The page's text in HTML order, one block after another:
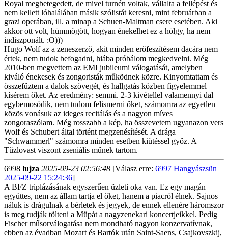
Royal megbetegedett, de mivel turnén voltak, vállalta a fellépést és
nem kellett lóhalálában másik szólistát keresni, mint februárban a
grazi operában, ill. a minap a Schuen-Maltman csere esetében. Aki
akkor ott volt, hümmögött, hogyan énekelhet ez a hölgy, ha nem
indiszponált. :O)))
Hugo Wolf az a zeneszerző, akit minden erőfeszítésem dacára nem
értek, nem tudok befogadni, hiába próbálom megkedvelni. Még
2010-ben megvettem az EMI jubileumi válogatását, amelyben
kiváló énekesek és zongoristák működnek közre. Kinyomtattam és
összefűztem a dalok szövegét, és hallgatás közben figyelemmel
kísérem őket. Az eredmény: semmi. 2-3 kivétellel valamennyi dal
egybemosódik, nem tudom felismerni őket, számomra az egyetlen
közös vonásuk az ideges recitálás és a nagyon míves
zongoraszólam. Még rosszabb a kép, ha összevetem ugyanazon vers
Wolf és Schubert által történt megzenésítését. A drága
"Schwammerl" számomra minden esetben kiütéssel győz. A
Tűzlovast viszont zseniális műnek tartom.
6998 lujza 2025-09-23 02:56:48 [Válasz erre: 6997 Hangyászsün
2025-09-22 15:24:36]
A BFZ triplázásának egyszerűen üzleti oka van. Ez egy magán
együttes, nem az állam tartja el őket, hanem a piacról élnek. Sajnos
náluk is drágulnak a bérletek és jegyek, de ennek ellenére háromszor
is meg tudják tölteni a Müpát a nagyzenekari koncertjeikkel. Pedig
Fischer műsorválogatása nem mondható nagyon konzervatívnak,
ebben az évadban Mozart és Bartók után Saint-Saens, Csajkovszkij,